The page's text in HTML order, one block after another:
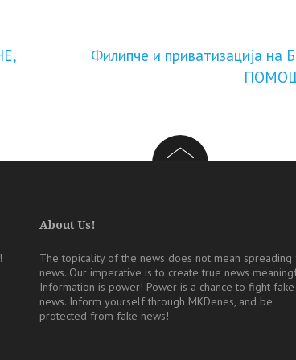
Филипче и приватизација на
About Us!
The topicality of the news does not mean spreading
news. Our imperative is to create true news
Information is power! Power is a chance to fight fake
news. Inform yourself through MKDenes, and be
protected from fake news!